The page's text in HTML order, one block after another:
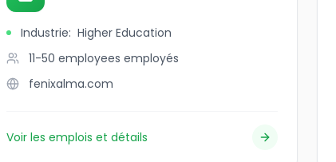
Industrie: Higher Education
11-50 employees employés
fenixalma.com
Voir les emplois et détails